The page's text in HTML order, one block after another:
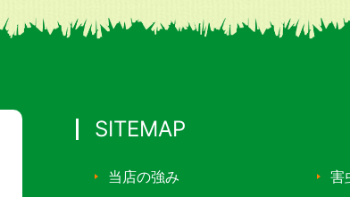
SITEMAP
当店の強み
害